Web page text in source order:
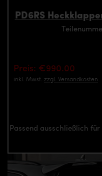
PD6RS
Preis: €990.00
inkl. Mwst. zzgl. Versandkosten
Passend ausschließlich